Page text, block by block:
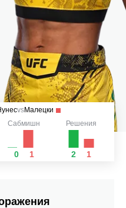
vsМалецки
Сабмишн
0 1
Решения
2 1